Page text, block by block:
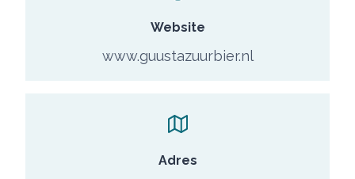
Website
www.guustazuurbier.nl
Adres